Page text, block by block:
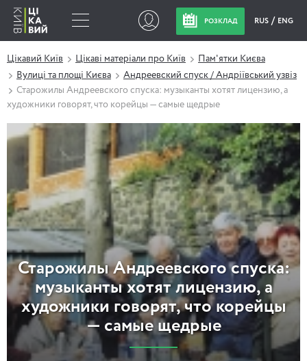
РОЗКЛАД RUS ENG
Цікавий Київ Цікаві матеріали про Київ
Пам'ятки Києва
Вулиці та площі Києва
Андреевский спуск / Андріївський узвіз
Старожилы Андреевского спуска: музыканты хотят лицензию, а
художники говорят, что корейцы — самые щедрые
Старожилы Андреевского спуска:
музыканты хотят лицензию, а
художники говорят, что корейцы
— самые щедрые